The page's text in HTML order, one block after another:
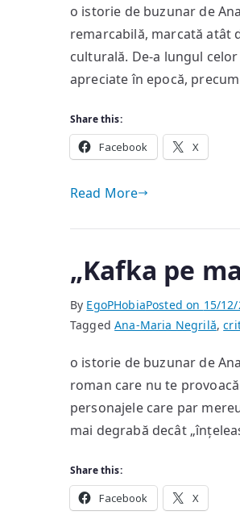
o istorie de buzunar de
remarcabilă, marcată atât
culturală. De-a lungul
apreciate în epocă,
Share this:
Facebook X
Read More
„Kafka pe
By EgoPHobiaPosted on 15/
TaggedAna-Maria Negrilă,
o istorie de buzunar de
roman care nu te
personajele care par
mai degrabă decât
Share this:
Facebook X